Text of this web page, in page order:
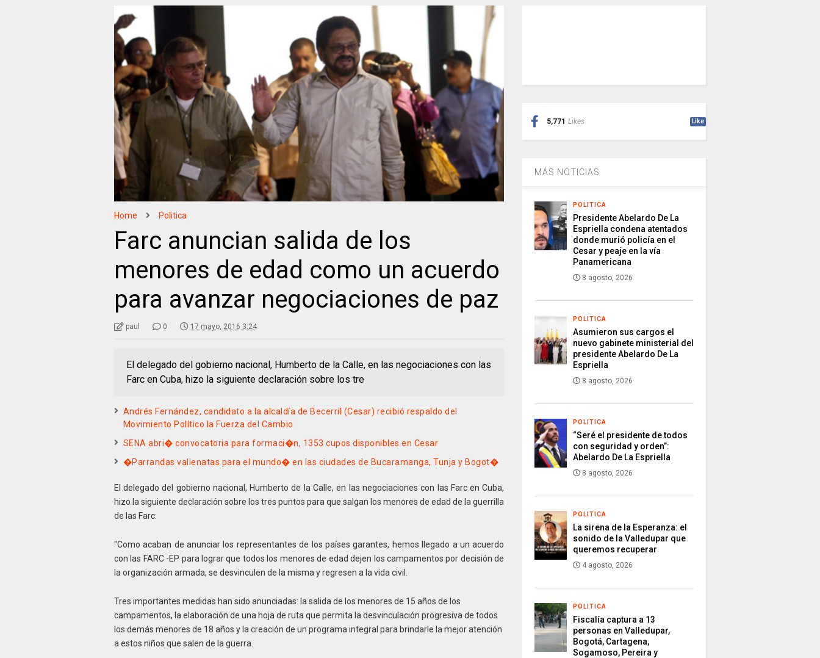
Home Politica
Farc anuncian salida de los
menores de edad como un acuerdo
para avanzar negociaciones de paz
paul 0 17 mayo, 2016 3:24
El delegado del gobierno nacional, Humberto de la Calle, en las negociaciones con las
Farc en Cuba, hizo la siguiente declaración sobre los tre
Andrés Fernández, candidato a la alcaldía de Becerril (Cesar) recibió respaldo del
Movimiento Político la Fuerza del Cambio
SENA abri� convocatoria para formaci�n, 1353 cupos disponibles en Cesar
�Parrandas vallenatas para el mundo� en las ciudades de Bucaramanga, Tunja y Bogot�
El delegado del gobierno nacional, Humberto de la Calle, en las negociaciones con las Farc en Cuba,
hizo la siguiente declaración sobre los tres puntos para que salgan los menores de edad de la guerrilla
de las Farc:
"Como acaban de anunciar los representantes de los países garantes, hemos llegado a un acuerdo
con las FARC -EP para lograr que todos los menores de edad dejen los campamentos por decisión de
la organización armada, se desvinculen de la misma y regresen a la vida civil.
Tres importantes medidas han sido anunciadas: la salida de los menores de 15 años de los
campamentos, la elaboración de una hoja de ruta que permita la desvinculación progresiva de todos
los demás menores de 18 años y la creación de un programa integral para brindarle la mejor atención
a estos niños que salen de la guerra.
5,771 Likes Like
MÁS NOTICIAS
POLITICA
Presidente Abelardo De La
Espriella condena atentados
donde murió policía en el
Cesar y peaje en la vía
Panamericana
8 agosto, 2026
POLITICA
Asumieron sus cargos el
nuevo gabinete ministerial del
presidente Abelardo De La
Espriella
8 agosto, 2026
POLITICA
“Seré el presidente de todos
con seguridad y orden”:
Abelardo De La Espriella
8 agosto, 2026
POLITICA
La sirena de la Esperanza: el
sonido de la Valledupar que
queremos recuperar
4 agosto, 2026
POLITICA
Fiscalía captura a 13
personas en Valledupar,
Bogotá, Cartagena,
Sogamoso, Pereira y